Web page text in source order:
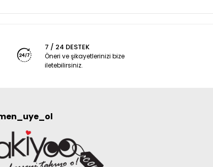
7 / 24 DESTEK
Öneri ve şikayetlerinizi bize
iletebilirsiniz.